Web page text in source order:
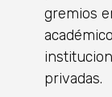
gremios
privadas.